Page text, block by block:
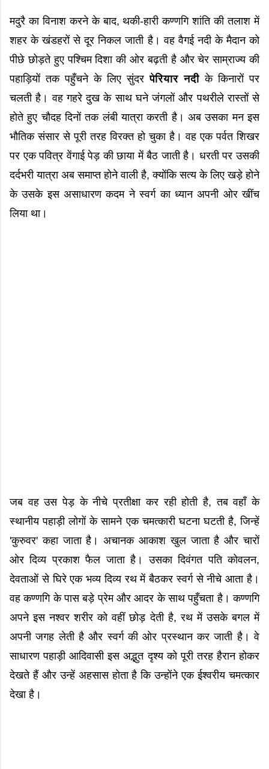
मदुरै का विनाश करने के बाद, थकी-हारी कण्णगि शांति की तलाश में
शहर के खंडहरों से दूर निकल जाती है। वह वैगई नदी के मैदान को
पीछे छोड़ते हुए पश्चिम दिशा की ओर बढ़ती है और चेर साम्राज्य की
पहाड़ियों तक पहुँचने के लिए सुंदरपेरियार नदी के किनारों पर
चलती है। वह गहरे दुख के साथ घने जंगलों और पथरीले रास्तों से
होते हुए चौदह दिनों तक लंबी यात्रा करती है। अब उसका मन इस
भौतिक संसार से पूरी तरह विरक्त हो चुका है। वह एक पर्वत शिखर
पर एक पवित्र वेंगाई पेड़ की छाया में बैठ जाती है। धरती पर उसकी
दर्दभरी यात्रा अब समाप्त होने वाली है, क्योंकि सत्य के लिए खड़े होने
के उसके इस असाधारण कदम ने स्वर्ग का ध्यान अपनी ओर खींच
लिया था।
जब वह उस पेड़ के नीचे प्रतीक्षा कर रही होती है, तब वहाँ के
स्थानीय पहाड़ी लोगों के सामने एक चमत्कारी घटना घटती है, जिन्हें
'कुरुवर' कहा जाता है। अचानक आकाश खुल जाता है और चारों
ओर दिव्य प्रकाश फैल जाता है। उसका दिवंगत पति कोवलन,
देवताओं से घिरे एक भव्य दिव्य रथ में बैठकर स्वर्ग से नीचे आता है।
वह कण्णगि के पास बड़े प्रेम और आदर के साथ पहुँचता है। कण्णगि
अपने इस नश्वर शरीर को वहीं छोड़ देती है, रथ में उसके बगल में
अपनी जगह लेती है और स्वर्ग की ओर प्रस्थान कर जाती है। वे
साधारण पहाड़ी आदिवासी इस अद्भुत दृश्य को पूरी तरह हैरान होकर
देखते हैं और उन्हें अहसास होता है कि उन्होंने एक ईश्वरीय चमत्कार
देखा है।